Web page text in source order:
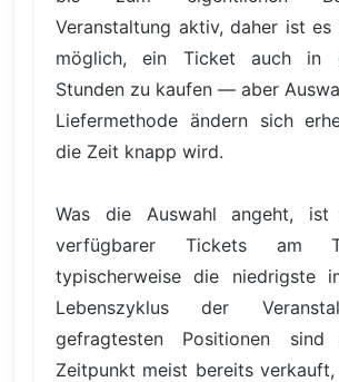
Veranstaltung aktiv, daher ist es
möglich, ein Ticket auch in
Stunden zu kaufen — aber
Liefermethode ändern sich
die Zeit knapp wird.
Was die Auswahl angeht, ist
verfügbarer Tickets am
typischerweise die niedrigste
Lebenszyklus der
gefragtesten Positionen
Zeitpunkt meist bereits verkauft,